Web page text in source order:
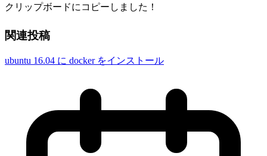
クリップボードにコピーしました！
関連投稿
ubuntu 16.04 に docker をインストール